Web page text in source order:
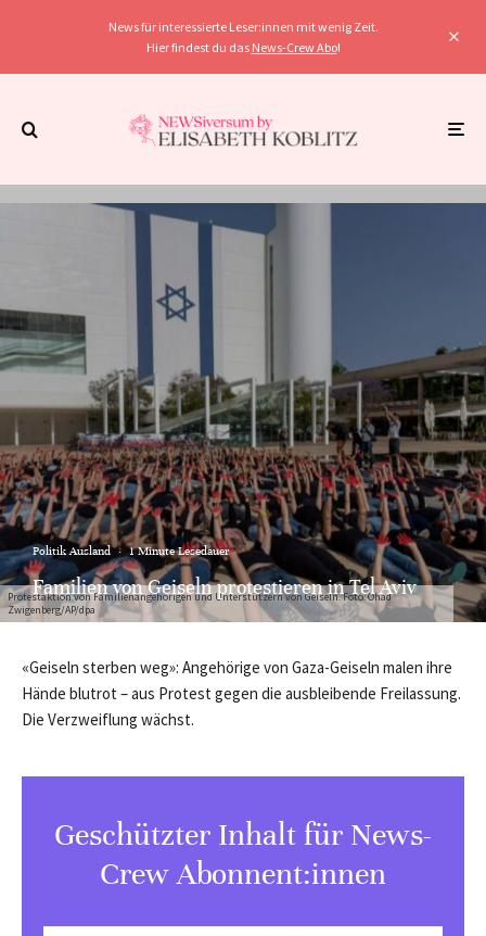
News für interessierte Leser:innen mit wenig Zeit.
Hier findest du das News-Crew Abo!
Protestaktion von Familienangehörigen und Unterstützern von Geiseln. Foto: Ohad
Zwigenberg/AP/dpa
Politik Ausland · 1 Minute Lesedauer
Familien von Geiseln protestieren in Tel Aviv
«Geiseln sterben weg»: Angehörige von Gaza-Geiseln malen ihre
Hände blutrot – aus Protest gegen die ausbleibende Freilassung.
Die Verzweiflung wächst.
Geschützter Inhalt für News-
Crew Abonnent:innen